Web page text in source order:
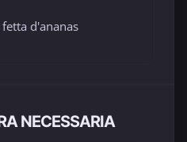
d'ananas
NECESSARIA